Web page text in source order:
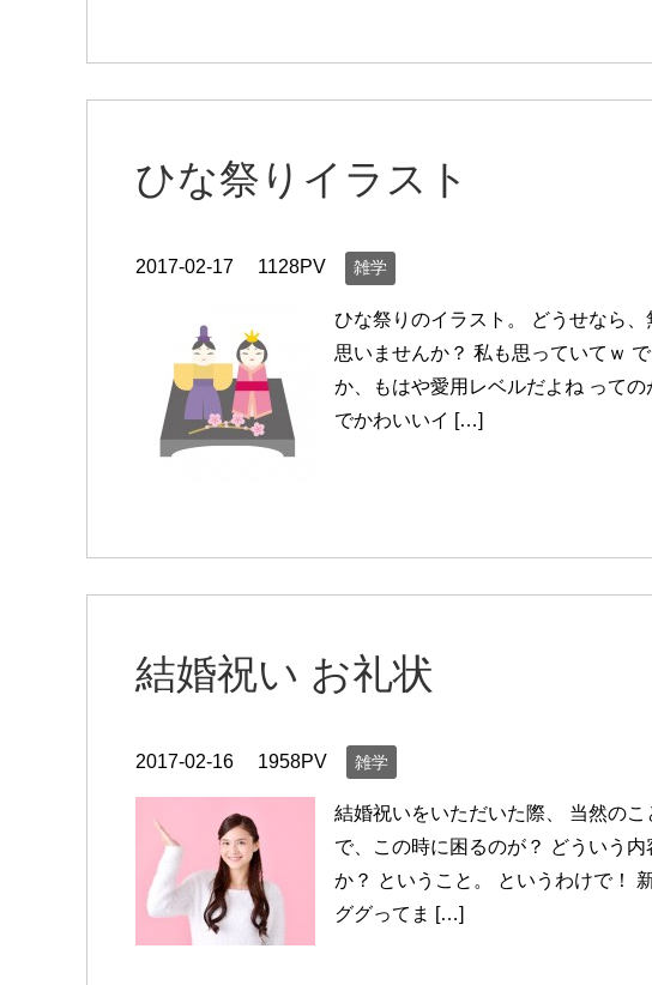
ひな祭りイラスト
2017-02-17 1128PV 雑学
ひな祭りのイラスト。 どうせなら
思いませんか？ 私も思っていてｗ
か、もはや愛用レベルだよね って
でかわいいイ […]
結婚祝い お礼状
2017-02-16 1958PV 雑学
結婚祝いをいただいた際、 当然のこ
で、この時に困るのが？ どういう
か？ ということ。 というわけで！
ググってま […]